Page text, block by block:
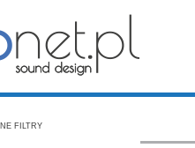
FILTRY